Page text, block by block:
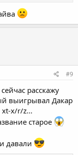
#9
расскажу
выигрывал Дакар
xt-x/r/z...
старое
давали